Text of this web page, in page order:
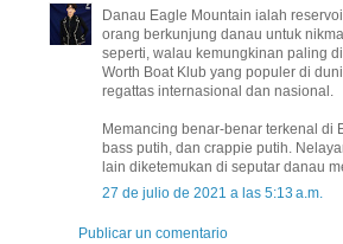
Danau Eagle Mountain ialah
orang berkunjung danau untuk
seperti, walau kemungkinan paling
Worth Boat Klub yang populer di
regattas internasional dan nasional.
Memancing benar-benar terkenal di
bass putih, dan crappie putih.
lain diketemukan di seputar danau
27 de julio de 2021 a las 5:13 a.m.
Publicar un comentario